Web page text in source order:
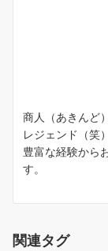
商人（あきんど
レジェンド（笑
豊富な経験から
す。
関連タグ